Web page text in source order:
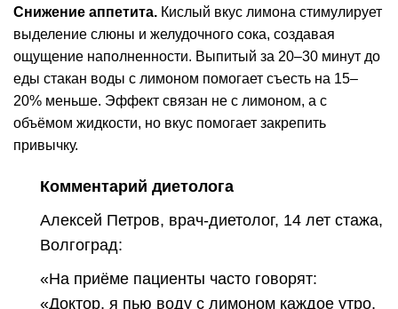
Снижение аппетита. Кислый вкус лимона стимулирует
выделение слюны и желудочного сока, создавая
ощущение наполненности. Выпитый за 20–30 минут до
еды стакан воды с лимоном помогает съесть на 15–
20% меньше. Эффект связан не с лимоном, а с
объёмом жидкости, но вкус помогает закрепить
привычку.
Комментарий диетолога
Алексей Петров, врач-диетолог, 14 лет стажа,
Волгоград:
«На приёме пациенты часто говорят:
«Доктор, я пью воду с лимоном каждое утро,